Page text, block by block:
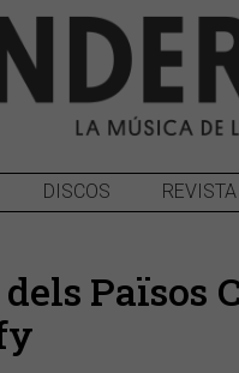
DISCOS REVISTA
Països